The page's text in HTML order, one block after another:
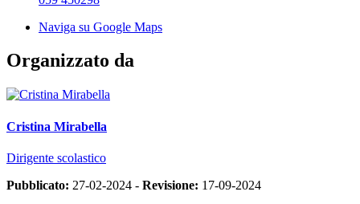
Naviga su Google Maps
Organizzato da
Cristina Mirabella
Dirigente scolastico
Pubblicato: 27-02-2024 - Revisione: 17-09-2024